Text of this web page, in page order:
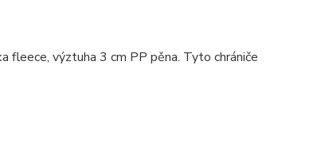
fleece, výztuha 3 cm PP pěna. Tyto chrániče